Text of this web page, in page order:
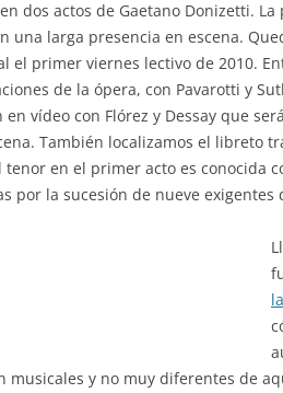
dos actos de Gaetano Donizetti.
una larga presencia en escena.
el primer viernes lectivo de 2010.
de la ópera, con Pavarotti y
en vídeo con Flórez y Dessay que
También localizamos el libreto
tenor en el primer acto es conocida
por la sucesión de nueve exigentes
musicales y no muy diferentes de